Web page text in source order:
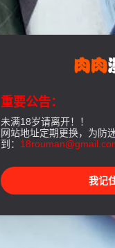
重要公告：
未满18岁请离开！！
网站地址定期更换，为防
到：
我记